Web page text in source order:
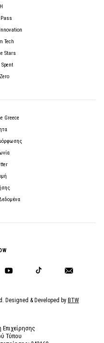
Tech
Stars
Greece
Designed & Developed by BTW
Επιχείρησης
Τύπου